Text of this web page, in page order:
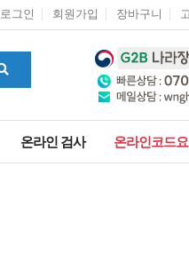
로그인 회원가입 장바구니
온라인 검사 온라인코드